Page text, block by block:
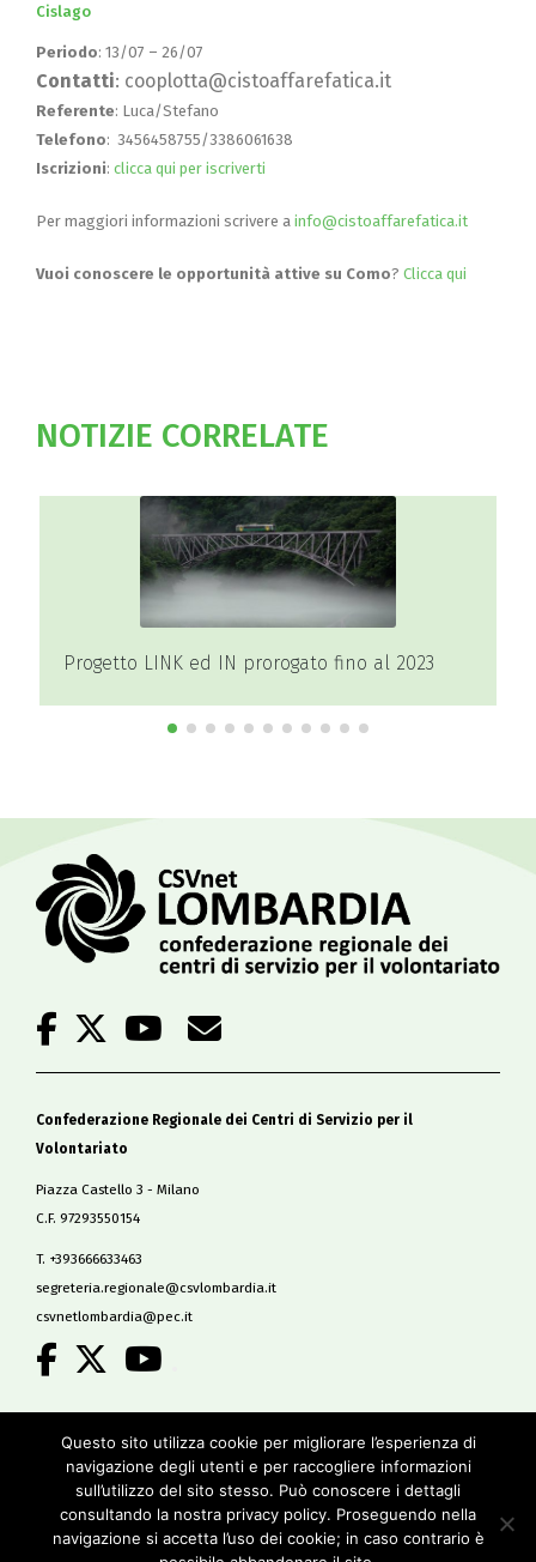
Cislago
Periodo: 13/07 – 26/07
Contatti: cooplotta@cistoaffarefatica.it
Referente: Luca/Stefano
Telefono: 3456458755/3386061638
Iscrizioni: clicca qui per iscriverti
Per maggiori informazioni scrivere a info@cistoaffarefatica.it
Vuoi conoscere le opportunità attive su Como? Clicca qui
NOTIZIE CORRELATE
Master Promotori del dono
Confederazione Regionale dei Centri di Servizio per il
Volontariato
Piazza Castello 3 - Milano
C.F. 97293550154
T. +393666633463
segreteria.regionale@csvlombardia.it
csvnetlombardia@pec.it
Questo sito utilizza cookie per migliorare l’esperienza di
navigazione degli utenti e per raccogliere informazioni
sull’utilizzo del sito stesso. Può conoscere i dettagli
consultando la nostra privacy policy. Proseguendo nella
navigazione si accetta l’uso dei cookie; in caso contrario è